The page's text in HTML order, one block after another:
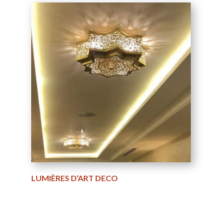
LUMIÈRES D’ART DECO